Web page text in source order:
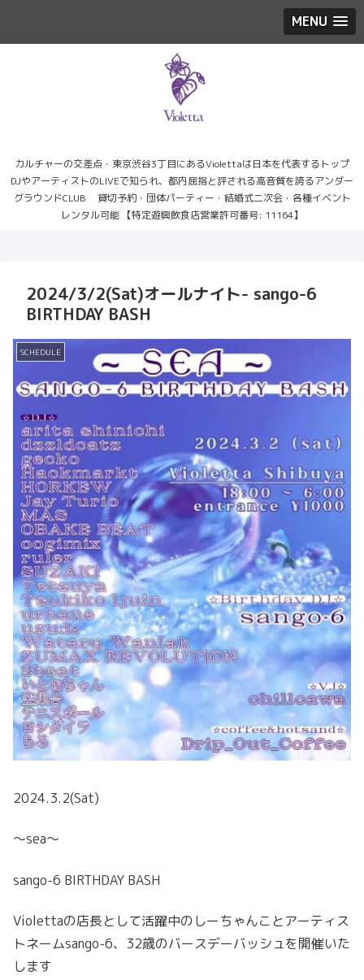
MENU
カルチャーの交差点・東京渋谷3丁目にあるViolettaは日本を代表するトップ
DJやアーティストのLIVEで知られ、都内屈指と評される高音質を誇るアンダー
グラウンドCLUB 貸切予約・団体パーティー・結婚式二次会・各種イベント
レンタル可能 【特定遊興飲食店営業許可番号: 11164】
2024/3/2(Sat)オールナイト- sango-6
BIRTHDAY BASH
SCHEDULE
2024.3.2(Sat)
〜sea〜
sango-6 BIRTHDAY BASH
Violettaの店長として活躍中のしーちゃんことアーティス
トネームsango-6、32歳のバースデーバッシュを開催いた
します